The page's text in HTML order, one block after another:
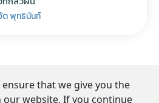
ต พุทธินันท์
that we give you the
our website. If you continue